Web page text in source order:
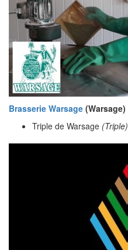
Brasserie Warsage (Warsage)
Triple de Warsage (Triple)